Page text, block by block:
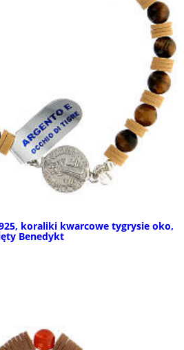
koraliki kwarcowe tygrysie oko,
Benedykt